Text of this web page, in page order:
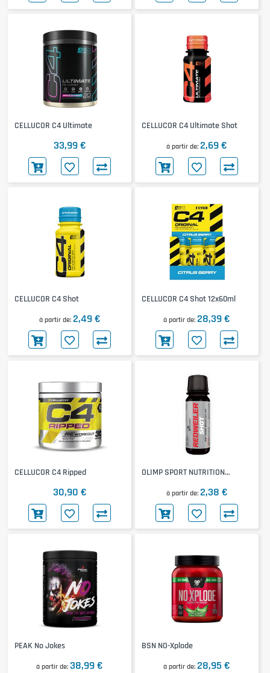
CELLUCOR C4 Ultimate
33,99 €
CELLUCOR C4 Ultimate Shot
à partir de 2,69 €
CELLUCOR C4 Shot
à partir de 2,49 €
CELLUCOR C4 Shot 12x60ml
à partir de 28,39 €
CELLUCOR C4 Ripped
30,90 €
OLIMP SPORT NUTRITION
à partir de 2,38 €
PEAK No Jokes
à partir de 38,99 €
BSN NO-Xplode
à partir de 28,95 €